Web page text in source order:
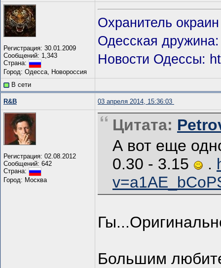
Регистрация: 30.01.2009
Сообщений: 1,343
Страна:
Город: Одесса, Новороссия
Охранитель
Одесская
Новости Одессы:
В сети
R&B 03 апреля 2014, 15:36:03
Регистрация: 02.08.2012
Сообщений: 642
Страна:
Город: Москва
Цитата:
А вот еще
0.30 - 3.15
.
Большим